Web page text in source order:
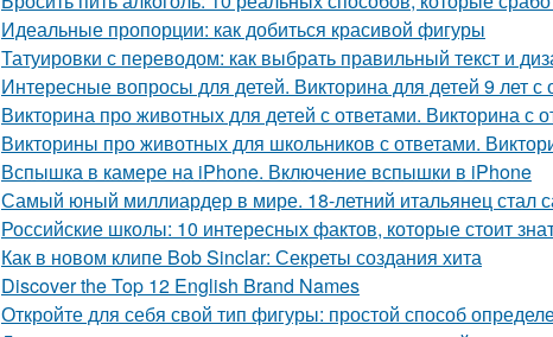
Идеальные пропорции: как добиться красивой фигуры
Татуировки с переводом: как выбрать правильный текст и
Интересные вопросы для детей. Викторина для детей 9 лет с
Викторина про животных для детей с ответами. Викторина с
Викторины про животных для школьников с ответами.
Вспышка в камере на iPhone. Включение вспышки в iPhone
Самый юный миллиардер в мире. 18-летний итальянец
Российские школы: 10 интересных фактов, которые стоит
Как в новом клипе Bob Sinclar: Секреты создания хита
Discover the Top 12 English Brand Names
Откройте для себя свой тип фигуры: простой способ